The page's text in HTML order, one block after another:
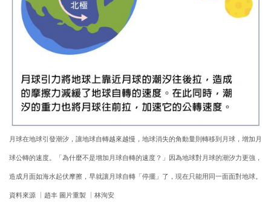
月球在地球引發潮汐，讓地球自轉越來越慢，地球消失的角動量則轉移到月球，增加月
球公轉的速度。「為什麼不是增加月球自轉的速度？」因為地球對月球的潮汐力更強，
造成月面如海水起伏摩擦，早就讓月球自轉「停擺」了，現在只能用同一面面對地球。
資料來源 │趙丰 圖片重製 │林洵安